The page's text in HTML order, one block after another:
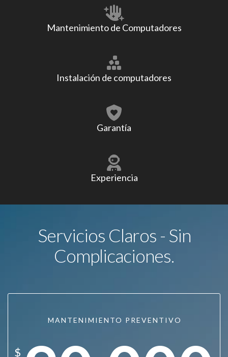
Mantenimiento de Computadores
Instalación de computadores
Garantía
Experiencia
Servicios Claros - Sin
Complicaciones.
MANTENIMIENTO PREVENTIVO
$